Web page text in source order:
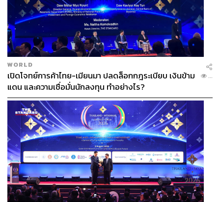
WORLD
เปิดโจทย์การค้าไทย-เมียนมา ปลดล็อกกฎระเบียบ เงินข้าม
แดน และความเชื่อมั่นนักลงทุน ทำอย่างไร?
...